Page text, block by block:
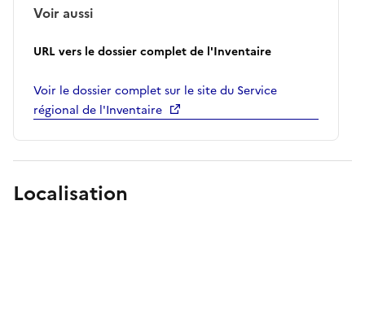
Voir aussi
URL vers le dossier complet de l'Inventaire
Voir le dossier complet sur le site du Service
régional de l'Inventaire
Localisation